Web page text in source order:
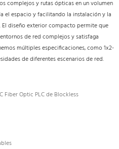
complejos y rutas ópticas en un volumen
el espacio y facilitando la instalación y la
diseño exterior compacto permite que
de red complejos y satisfaga
múltiples especificaciones, como 1x2-
de diferentes escenarios de red.
Fiber Optic PLC de Blockless